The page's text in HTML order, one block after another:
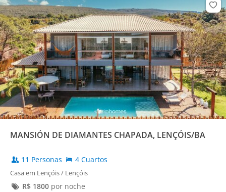
MANSIÓN DE DIAMANTES CHAPADA, LENÇÓIS/BA
11 Personas 4 Cuartos
Casa em Lençóis / Lençóis
R$ 1800por noche